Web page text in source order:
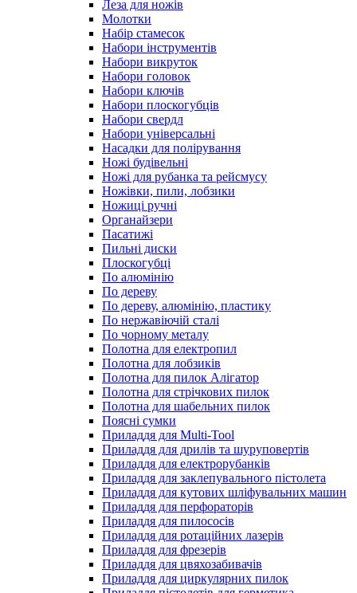
Леза для ножів
Молотки
Набір стамесок
Набори інструментів
Набори викруток
Набори головок
Набори ключів
Набори плоскогубців
Набори свердл
Набори універсальні
Насадки для полірування
Ножі будівельні
Ножі для рубанка та рейсмусу
Ножівки, пили, лобзики
Ножиці ручні
Органайзери
Пасатижі
Пильні диски
Плоскогубці
По алюмінію
По дереву
По дереву, алюмінію, пластику
По нержавіючій сталі
По чорному металу
Полотна для електропил
Полотна для лобзиків
Полотна для пилок Алігатор
Полотна для стрічкових пилок
Полотна для шабельних пилок
Поясні сумки
Приладдя для Multi-Tool
Приладдя для дрилів та шуруповертів
Приладдя для електрорубанків
Приладдя для заклепувального пістолета
Приладдя для кутових шліфувальних машин
Приладдя для перфораторів
Приладдя для пилососів
Приладдя для ротаційних лазерів
Приладдя для фрезерів
Приладдя для цвяхозабивачів
Приладдя для циркулярних пилок